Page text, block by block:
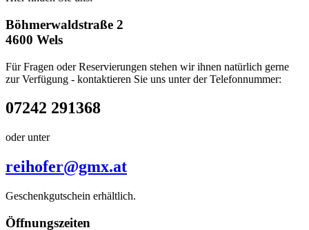
Böhmerwaldstraße 2
4600 Wels
Für Fragen oder Reservierungen stehen wir ihnen natürlich gerne
zur Verfügung - kontaktieren Sie uns unter der Telefonnummer:
07242 291368
oder unter
reihofer@gmx.at
Geschenkgutschein erhältlich.
Öffnungszeiten